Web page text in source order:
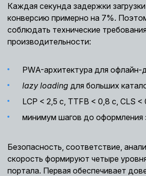
Каждая секунда задержки
конверсию примерно на 7%.
соблюдать технические
производительности:
PWA-архитектура для офлайн-
lazy loading для больших
LCP < 2,5 с, TTFB < 0,8 с, CLS <
минимум шагов до оформления
Безопасность, соответствие,
скорость формируют четыре
портала. Первая обеспечивает